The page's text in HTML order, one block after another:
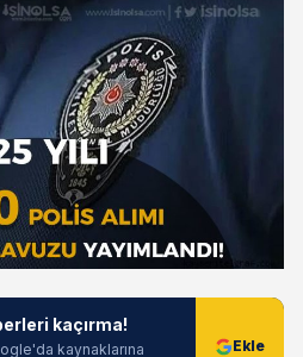
kaçırma!
kaynaklarına